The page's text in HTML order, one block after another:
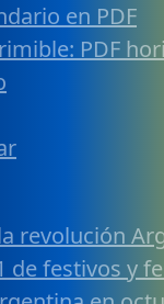
en PDF
PDF
revolución
de festivos y